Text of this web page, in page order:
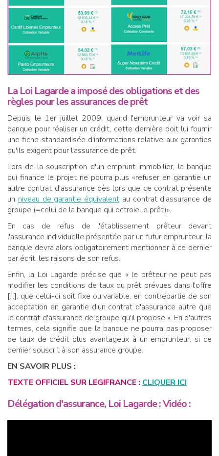
La Loi Lagarde a imposé des obligations et des
règles pour les assurances de prêt
Depuis le 1er juillet 2009, quand l'emprunteur va voir sa
banque pour réaliser un crédit, cette dernière doit lui fournir
une fiche standardisée d'informations relative aux garanties
qu'ils exigent pour l'assurance de prêt.
Lors de la souscription d'un emprunt immobilier, la banque
qui finance le projet ne pourra plus «refuser en garantie un
autre contrat d'assurance dès lors que ce contrat présente
un niveau de garantie équivalent au contrat d'assurance de
groupe (=celui de la banque qui octroie le prêt)».
En cas de refus de l'établissement prêteur devant
l'assurance individuelle présentée par un futur emprunteur, la
banque devra alors obligatoirement mentionner à ce dernier
par écrit, les raisons de son refus.
Enfin, la Loi Lagarde précise que « le prêteur ne peut pas
modifier les conditions de taux du prêt prévues dans l'offre
[...], que celui-ci soit fixe ou variable, en contrepartie de son
acceptation en garantie d'un contrat d'assurance autre que
le contrat d'assurance de groupe qu'il propose ». En d'autres
termes, cela signifie que la banque ne pourra pas proposer
de taux de crédit plus avantageux à un emprunteur, si ce
dernier souscrit à son assurance groupe.
EN SAVOIR PLUS :
TEXTE OFFICIEL SUR LEGIFRANCE : CLIQUER ICI
Délégation d'assurance, Loi Lagarde : Vidéo :